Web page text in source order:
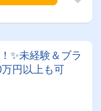
✨未経験＆ブラ
円以上も可